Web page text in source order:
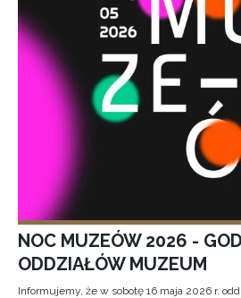
NOC MUZEÓW 2026 -
ODDZIAŁÓW MUZEUM
Informujemy, że w sobotę 16 maja 2026 r.